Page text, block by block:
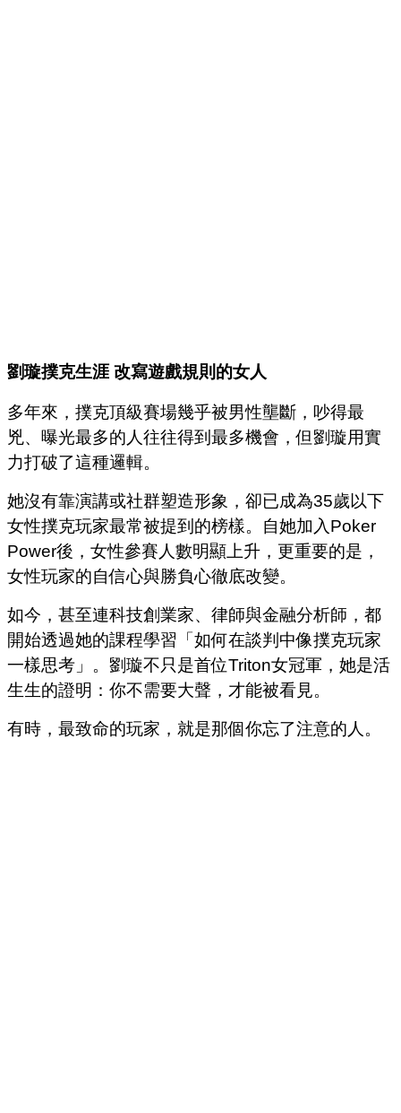
劉璇撲克生涯 改寫遊戲規則的女人
多年來，撲克頂級賽場幾乎被男性壟斷，吵得最
兇、曝光最多的人往往得到最多機會，但劉璇用實
力打破了這種邏輯。
她沒有靠演講或社群塑造形象，卻已成為35歲以下
女性撲克玩家最常被提到的榜樣。自她加入Poker
Power後，女性參賽人數明顯上升，更重要的是，
女性玩家的自信心與勝負心徹底改變。
如今，甚至連科技創業家、律師與金融分析師，都
開始透過她的課程學習「如何在談判中像撲克玩家
一樣思考」。 劉璇不只是首位Triton女冠軍，她是活
生生的證明：你不需要大聲，才能被看見。
有時，最致命的玩家，就是那個你忘了注意的人。